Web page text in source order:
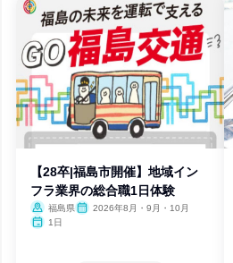
【28卒|福島市開催】地域イン
フラ業界の総合職1日体験
福島県
2026年8月・9月・10月
1日